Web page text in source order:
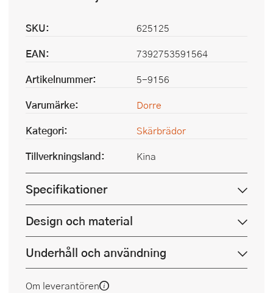
SKU:
625125
EAN:
7392753591564
Artikelnummer:
5-9156
Varumärke:
Dorre
Kategori:
Skärbrädor
Tillverkningsland:
Kina
Specifikationer
Design och material
Underhåll och användning
Om leverantören